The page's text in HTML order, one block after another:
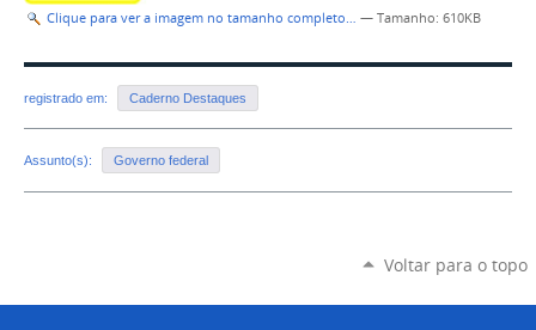
Clique para ver a imagem no tamanho completo… — Tamanho: 610KB
registrado em: Caderno Destaques
Assunto(s): Governo federal
Voltar para o topo